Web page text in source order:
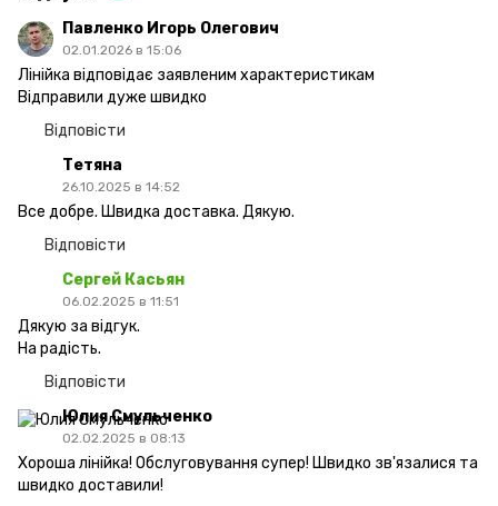
Павленко Игорь Олегович
02.01.2026 в 15:06
Лінійка відповідає заявленим характеристикам
Відправили дуже швидко
Відповісти
Тетяна
26.10.2025 в 14:52
Все добре. Швидка доставка. Дякую.
Відповісти
Сергей Касьян
06.02.2025 в 11:51
Дякую за відгук.
На радість.
Відповісти
Юлия Смульченко
02.02.2025 в 08:13
Хороша лінійка! Обслуговування супер! Швидко зв'язалися та
швидко доставили!